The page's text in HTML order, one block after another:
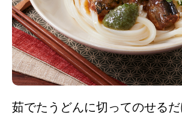
茹でたうどんに切ってのせる